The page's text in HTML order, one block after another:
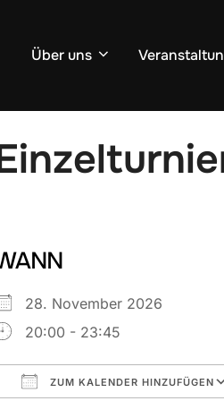
Über uns
28. November 2026
20:00 - 23:45
ZUM KALENDER HINZUFÜGEN